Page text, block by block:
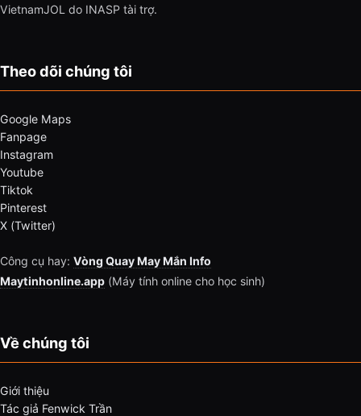
VietnamJOL do INASP tài trợ.
Theo dõi chúng tôi
Google Maps
Fanpage
Instagram
Youtube
Tiktok
Pinterest
X (Twitter)
Công cụ hay: Vòng Quay May Mắn Info
Maytinhonline.app (Máy tính online cho học sinh)
Về chúng tôi
Giới thiệu
Tác giả Fenwick Trần